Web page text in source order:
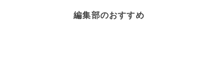
編集部のおすすめ